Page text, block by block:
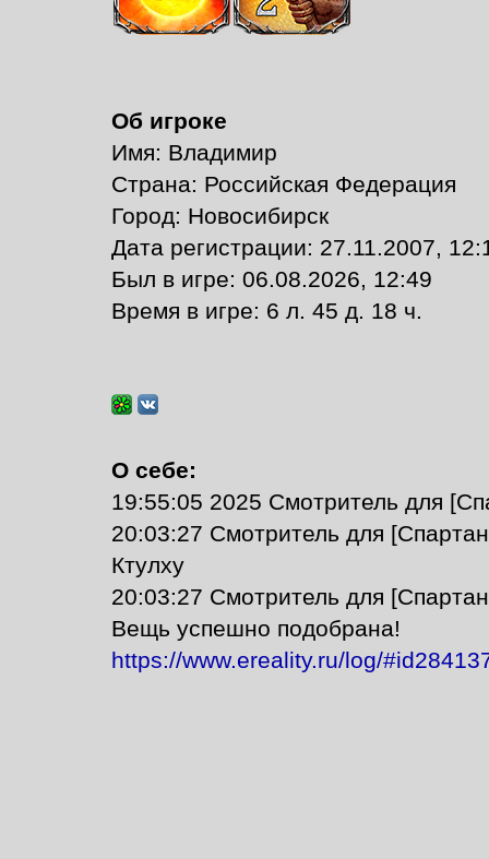
Об игроке
Имя: Владимир
Страна: Российская Федерация
Город: Новосибирск
Дата регистрации: 27.11.2007,
Был в игре: 06.08.2026, 12:49
Время в игре: 6 л. 45 д. 18 ч.
О себе:
19:55:05 2025 Смотритель для
20:03:27 Смотритель для
Ктулху
20:03:27 Смотритель для
Вещь успешно подобрана!
https://www.ereality.ru/log/